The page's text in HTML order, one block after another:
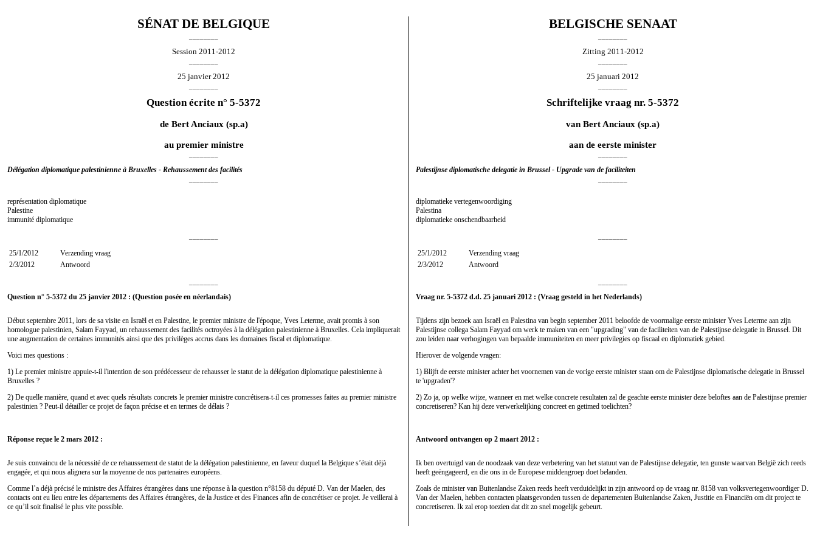
SÉNAT DE BELGIQUE BELGISCHE SENAAT
Session 2011-2012 Zitting 2011-2012
25 janvier 2012 25 januari 2012
Question écrite n° 5-5372 Schriftelijke vraag nr. 5-5372
de Bert Anciaux (sp.a) van Bert Anciaux (sp.a)
au premier ministre aan de eerste minister
Délégation diplomatique palestinienne à Bruxelles - Rehaussement des facilités Palestijnse diplomatische delegatie in Brussel - Upgrade van de faciliteiten
représentation diplomatique
Palestine
immunité diplomatique
diplomatieke vertegenwoordiging
Palestina
diplomatieke onschendbaarheid
25/1/2012
Verzending vraag
2/3/2012
Antwoord
25/1/2012
Verzending vraag
2/3/2012
Antwoord
Question n° 5-5372 du 25 janvier 2012 : (Question posée en néerlandais) Vraag nr. 5-5372 d.d. 25 januari 2012 : (Vraag gesteld in het Nederlands)
Début septembre 2011, lors de sa visite en Israël et en Palestine, le premier ministre de l'époque, Yves Leterme, avait promis à son
homologue palestinien, Salam Fayyad, un rehaussement des facilités octroyées à la délégation palestinienne à Bruxelles. Cela impliquerait
une augmentation de certaines immunités ainsi que des privilèges accrus dans les domaines fiscal et diplomatique.
Voici mes questions :
1) Le premier ministre appuie-t-il l'intention de son prédécesseur de rehausser le statut de la délégation diplomatique palestinienne à
Bruxelles ?
2) De quelle manière, quand et avec quels résultats concrets le premier ministre concrétisera-t-il ces promesses faites au premier ministre
palestinien ? Peut-il détailler ce projet de façon précise et en termes de délais ?
Tijdens zijn bezoek aan Israël en Palestina van begin september 2011 beloofde de voormalige eerste minister Yves Leterme aan zijn
Palestijnse collega Salam Fayyad om werk te maken van een "upgrading" van de faciliteiten van de Palestijnse delegatie in Brussel. Dit
zou leiden naar verhogingen van bepaalde immuniteiten en meer privilegies op fiscaal en diplomatiek gebied.
Hierover de volgende vragen:
1) Blijft de eerste minister achter het voornemen van de vorige eerste minister staan om de Palestijnse diplomatische delegatie in Brussel
te 'upgraden'?
2) Zo ja, op welke wijze, wanneer en met welke concrete resultaten zal de geachte eerste minister deze beloftes aan de Palestijnse premier
concretiseren? Kan hij deze verwerkelijking concreet en getimed toelichten?
Réponse reçue le 2 mars 2012 : Antwoord ontvangen op 2 maart 2012 :
Je suis convaincu de la nécessité de ce rehaussement de statut de la délégation palestinienne, en faveur duquel la Belgique s’était déjà
engagée, et qui nous alignera sur la moyenne de nos partenaires européens.
Comme l’a déjà précisé le ministre des Affaires étrangères dans une réponse à la question n°8158 du député D. Van der Maelen, des
contacts ont eu lieu entre les départements des Affaires étrangères, de la Justice et des Finances afin de concrétiser ce projet. Je veillerai à
ce qu’il soit finalisé le plus vite possible.
Ik ben overtuigd van de noodzaak van deze verbetering van het statuut van de Palestijnse delegatie, ten gunste waarvan België zich reeds
heeft geëngageerd, en die ons in de Europese middengroep doet belanden.
Zoals de minister van Buitenlandse Zaken reeds heeft verduidelijkt in zijn antwoord op de vraag nr. 8158 van volksvertegenwoordiger D.
Van der Maelen, hebben contacten plaatsgevonden tussen de departementen Buitenlandse Zaken, Justitie en Financiën om dit project te
concretiseren. Ik zal erop toezien dat dit zo snel mogelijk gebeurt.